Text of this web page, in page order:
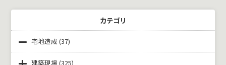
カテゴリ
宅地造成 (37)
建築現場 (325)